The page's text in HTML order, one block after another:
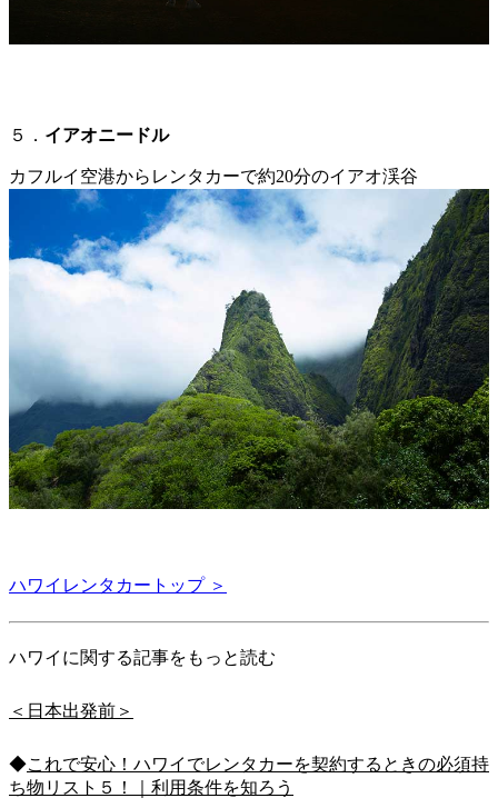
５． イアオニードル
カフルイ空港からレンタカーで約20分のイアオ渓谷
ハワイレンタカートップ ＞
ハワイに関する記事をもっと読む
＜日本出発前＞
◆これで安心！ハワイでレンタカーを契約するときの必須持
ち物リスト５！｜利用条件を知ろう